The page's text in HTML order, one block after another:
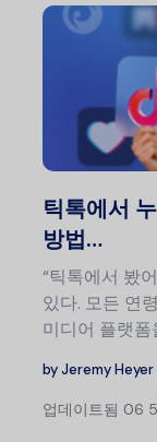
틱톡에서
방법…
“틱톡에서 봤
있다. 모든 연
미디어 플랫
byJeremy Heyer
업데이트됨 06